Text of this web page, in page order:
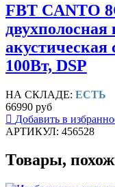
FBT CANTO
двухполосная
100Вт, DSP
НА СКЛАДЕ: ЕСТЬ
66990 руб
Добавить в
АРТИКУЛ: 456528
Товары,